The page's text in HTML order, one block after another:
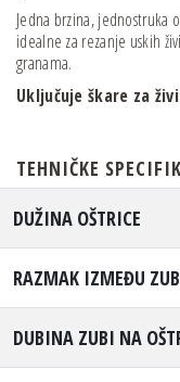
Jedna brzina, jednostruka
idealne za rezanje uskih
granama.
Uključuje škare za
TEHNIČKE
DUŽINA OŠTRICE
RAZMAK IZMEĐU
DUBINA ZUBI NA